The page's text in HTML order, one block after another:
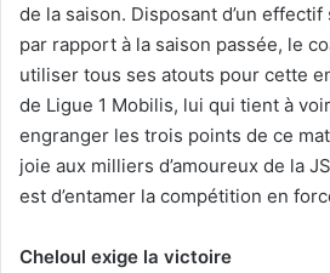
de la saison. Disposant d’un
par rapport à la saison passée, le
utiliser tous ses atouts pour cette
de Ligue 1 Mobilis, lui qui tient à
engranger les trois points de ce
joie aux milliers d’amoureux de la
est d’entamer la compétition en
Cheloul exige la victoire